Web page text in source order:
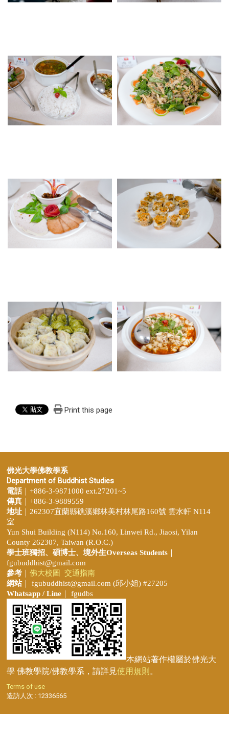
Print this page
佛光大學佛教學系
Department of Buddhist Studies
電話｜+886-3-9871000 ext.27201~5
傳真 ｜+886-3-9889559
地址 ｜262307宜蘭縣礁溪鄉林美村林尾路160號 雲水軒 N114
室
Yun Shui Building (N114) No.160, Linwei Rd., Jiaosi, Yilan
County 262307, Taiwan (R.O.C.)
學士班獨招、 碩博士、境外生Overseas Students ｜
fgubuddhist@gmail.com
參考 ｜ 佛大校圖
交通指南
網站｜ fgubuddhist@gmail.com (邱小姐) #27205
Whatsapp / Line ｜ fgudbs
本網站著作權屬於佛光大
學 佛教學院/佛教學系，請詳見使用規則。
Terms of use
造訪人次 : 12336565